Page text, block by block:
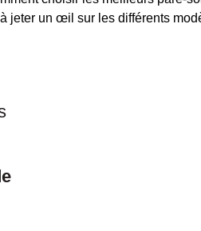
jeter un œil sur les différents